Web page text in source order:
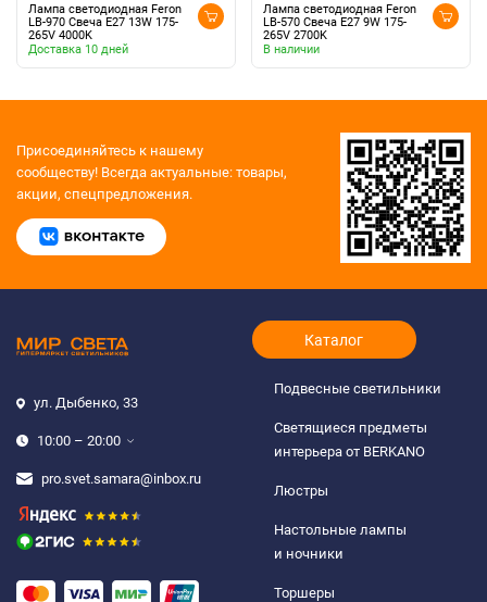
Лампа светодиодная Feron
LB-970 Свеча E27 13W 175-
265V 4000K
Доставка 10 дней
Лампа светодиодная Feron
LB-570 Свеча E27 9W 175-
265V 2700K
В наличии
Присоединяйтесь к нашему
сообществу! Всегда актуальные: товары,
акции, спецпредложения.
ул. Дыбенко, 33
10:00 – 20:00
pro.svet.samara@inbox.ru
Каталог
Подвесные светильники
Светящиеся предметы
интерьера от BERKANO
Люстры
Настольные лампы
и ночники
Торшеры